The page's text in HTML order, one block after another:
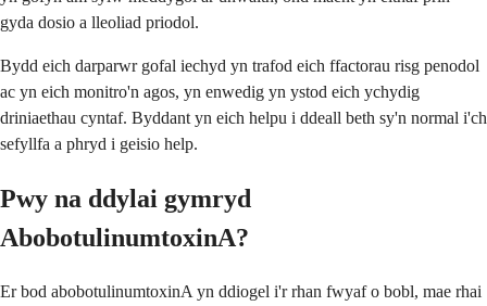
gyda dosio a lleoliad priodol.
Bydd eich darparwr gofal iechyd yn trafod eich ffactorau risg penodol
ac yn eich monitro'n agos, yn enwedig yn ystod eich ychydig
driniaethau cyntaf. Byddant yn eich helpu i ddeall beth sy'n normal i'ch
sefyllfa a phryd i geisio help.
Pwy na ddylai gymryd
AbobotulinumtoxinA?
Er bod abobotulinumtoxinA yn ddiogel i'r rhan fwyaf o bobl, mae rhai